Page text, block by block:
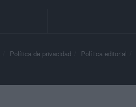
Política de privacidad Política editorial